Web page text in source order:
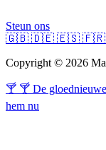
Steun ons
🇬🇧 🇩🇪 🇪🇸 🇫🇷
Copyright © 2026
🍸 🍸 De
hem nu